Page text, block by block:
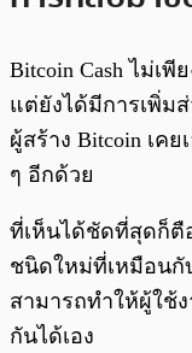
Bitcoin Cash ไม่เ
แต่ยังได้มีการเพิ่ม
ผู้สร้าง Bitcoin เค
ๆ อีกด้วย
ที่เห็นได้ชัดที่สุดก็ตือ
ชนิดใหม่ที่เหมือนกั
สามารถทำให้ผู้ใช้ง
กันได้เอง